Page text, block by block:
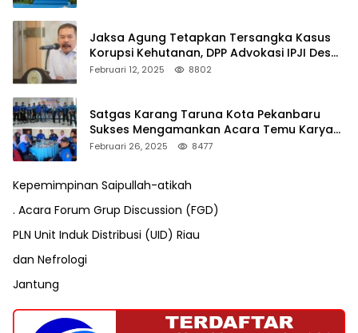
Jaksa Agung Tetapkan Tersangka Kasus
Korupsi Kehutanan, DPP Advokasi IPJI Desak
Pengusutan Pajak RAPP
Februari 12, 2025 8802
Satgas Karang Taruna Kota Pekanbaru
Sukses Mengamankan Acara Temu Karya
VII Karang Taruna Pekanbaru
Februari 26, 2025 8477
Kepemimpinan Saipullah-atikah
. Acara Forum Grup Discussion (FGD)
PLN Unit Induk Distribusi (UID) Riau
dan Nefrologi
Jantung